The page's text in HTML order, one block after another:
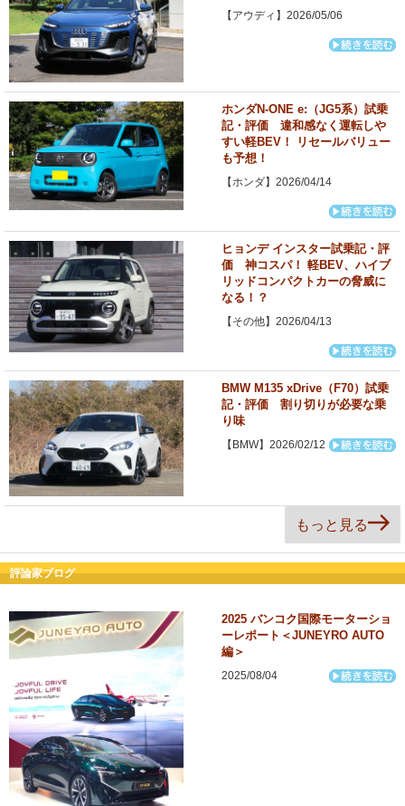
【アウディ】2026/05/06
ホンダN-ONE e:（JG5系）試乗
記・評価 違和感なく運転しや
すい軽BEV！ リセールバリュー
も予想！
【ホンダ】2026/04/14
ヒョンデ インスター試乗記・評
価 神コスパ！ 軽BEV、ハイブ
リッドコンパクトカーの脅威に
なる！？
【その他】2026/04/13
BMW M135 xDrive（F70）試乗
記・評価 割り切りが必要な乗
り味
【BMW】2026/02/12
もっと見る
評論家ブログ
2025 バンコク国際モーターショ
ーレポート＜JUNEYRO AUTO
編＞
2025/08/04